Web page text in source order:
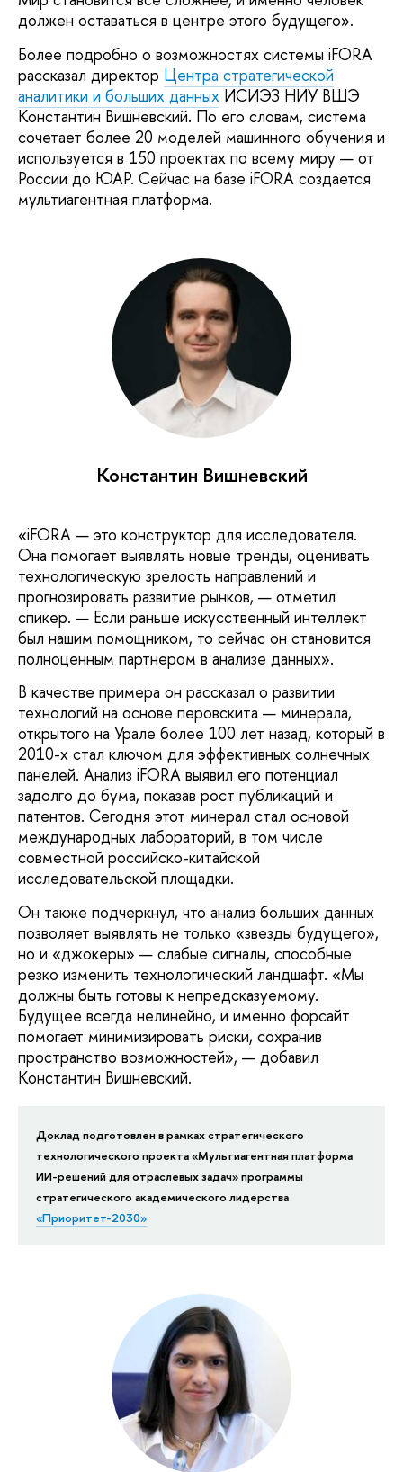
должен оставаться в центре этого будущего».
Более подробно о возможностях системы iFORA
рассказал директор Центра стратегической
аналитики и больших данных ИСИЭЗ НИУ ВШЭ
Константин Вишневский. По его словам, система
сочетает более 20 моделей машинного обучения и
используется в 150 проектах по всему миру — от
России до ЮАР. Сейчас на базе iFORA создается
мультиагентная платформа.
Константин Вишневский
«iFORA — это конструктор для исследователя.
Она помогает выявлять новые тренды, оценивать
технологическую зрелость направлений и
прогнозировать развитие рынков, — отметил
спикер. — Если раньше искусственный интеллект
был нашим помощником, то сейчас он становится
полноценным партнером в анализе данных».
В качестве примера он рассказал о развитии
технологий на основе перовскита — минерала,
открытого на Урале более 100 лет назад, который в
2010-х стал ключом для эффективных солнечных
панелей. Анализ iFORA выявил его потенциал
задолго до бума, показав рост публикаций и
патентов. Сегодня этот минерал стал основой
международных лабораторий, в том числе
совместной российско-китайской
исследовательской площадки.
Он также подчеркнул, что анализ больших данных
позволяет выявлять не только «звезды будущего»,
но и «джокеры» — слабые сигналы, способные
резко изменить технологический ландшафт. «Мы
должны быть готовы к непредсказуемому.
Будущее всегда нелинейно, и именно форсайт
помогает минимизировать риски, сохранив
пространство возможностей», — добавил
Константин Вишневский.
Доклад подготовлен в рамках стратегического
технологического проекта «Мультиагентная платформа
ИИ-решений для отраслевых задач» программы
стратегического академического лидерства
«Приоритет-2030».